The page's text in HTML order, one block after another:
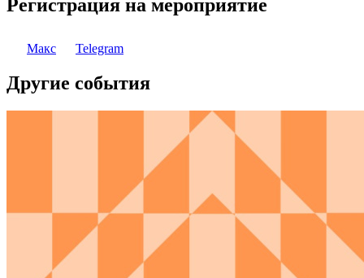
Регистрация на мероприятие
Макс Telegram
Другие события